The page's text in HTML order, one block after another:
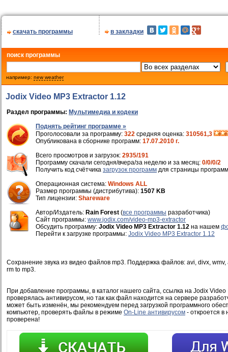
скачать программы в закладки
поиск программы
например: new weather
Jodix Video MP3 Extractor 1.12
Раздел программы: Мультимедиа и кодеки
Поднять рейтинг программе »
Проголосовали за программу: 322 средняя оценка: 310561,3
Опубликована в сборнике программ: 17.07.2010 г.
Всего просмотров и загрузок: 2935/191
Программу скачали сегодня/вчера/за неделю и за месяц: 0/0/0/2
Получить код счётчика загрузок программ для страницы
Операционная система: Windows ALL
Размер программы (дистрибутива): 1507 KB
Тип лицензии: Shareware
Автор/Издатель: Rain Forest (все программы разработчика)
Cайт программы: www.jodix.com/video-mp3-extractor
Обсудить программу: Jodix Video MP3 Extractor 1.12 на нашем
Перейти к загрузке программы: Jodix Video MP3 Extractor 1.12
Сохранение звука из видео файлов mp3. Поддержка файлов: avi, divx, wmv,
rm to mp3.
При добавление программы, в каталог нашего сайта, ссылка на Jodix Video
проверялась антивирусом, но так как файл находится на сервере
может быть изменён, мы рекомендуем перед загрузкой программного
компьютер, проверять файлы в режиме On-Line антивирусом - откроется в
проверена!